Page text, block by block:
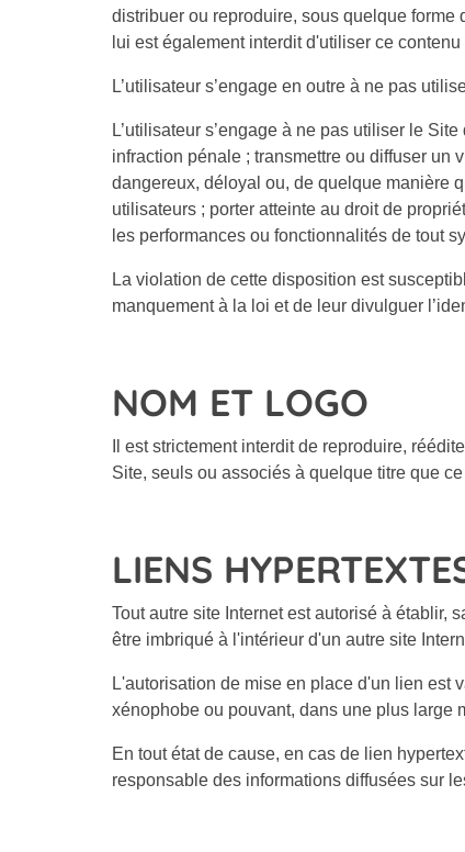
distribuer ou reproduire, sous quelque forme
lui est également interdit d'utiliser ce
L’utilisateur s’engage en outre à ne pas
L’utilisateur s’engage à ne pas utiliser le
infraction pénale ; transmettre ou diffuser un
dangereux, déloyal ou, de quelque manière
utilisateurs ; porter atteinte au droit de
les performances ou fonctionnalités de tout
La violation de cette disposition est
manquement à la loi et de leur divulguer
NOM ET LOGO
Il est strictement interdit de reproduire,
Site, seuls ou associés à quelque titre que
LIENS
Tout autre site Internet est autorisé à établir,
être imbriqué à l'intérieur d'un autre site
L'autorisation de mise en place d'un lien est
xénophobe ou pouvant, dans une plus large
En tout état de cause, en cas de lien
responsable des informations diffusées sur